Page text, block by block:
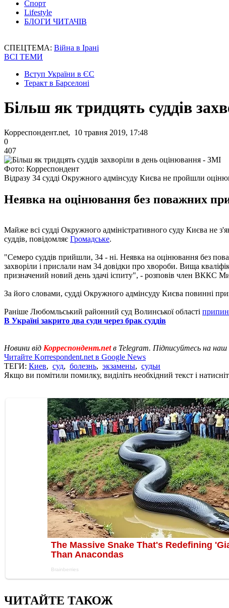
Спорт
Lifestyle
БЛОГИ ЧИТАЧІВ
СПЕЦТЕМА: Війна в Ірані
ВСІ ТЕМИ
Вступ України в ЄС
Теракт в Барселоні
Більш як тридцять суддів
Корреспондент.net, 10 травня 2019, 17:48
0
407
Фото: Корреспондент
Відразу 34 судді Окружного адмінсуду Києва не пройшли
Неявка на оцінювання без поважних
Майже всі судді Окружного адміністративного суду Києва не
суддів, повідомляє Громадське.
"Семеро суддів прийшли, 34 - ні. Неявка на оцінювання без
захворіли і прислали нам 34 довідки про хвороби. Вища
призначений новий день здачі іспиту", - розповів член ВККС
За його словами, судді Окружного адмінсуду Києва повинні
Раніше Любомльський районний суд Волинської області
В Україні закрито два суди через брак суддів
Новини від Корреспондент.netв Telegram. Підписуйтесь на наш
Читайте Korrespondent.net в Google News
ТЕГИ: Киев, суд, болезнь, экзамены, судьи
Якщо ви помітили помилку, виділіть необхідний текст і
ЧИТАЙТЕ ТАКОЖ